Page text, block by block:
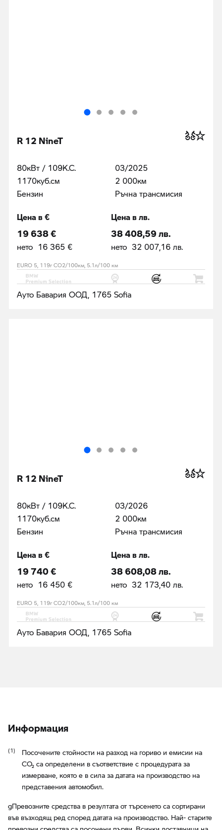
R 12 NineT
80кВт / 109К.С.
1170куб.cм
Бензин
03/2025
2 000км
Ръчна трансмисия
Цена в €
19 638 €
нето 16 365 €
Цена в лв.
38 408,59 лв.
нето 32 007,16 лв.
EURO 5, 119г CO2/100км, 5.1л/100 км
Ауто Бавария ООД, 1765 Sofia
R 12 NineT
80кВт / 109К.С.
1170куб.cм
Бензин
03/2026
2 000км
Ръчна трансмисия
Цена в €
19 740 €
нето 16 450 €
Цена в лв.
38 608,08 лв.
нето 32 173,40 лв.
EURO 5, 119г CO2/100км, 5.1л/100 км
Ауто Бавария ООД, 1765 Sofia
Информация
Посочените стойности на разход на гориво и емисии на
CO₂ са определени в съответствие с процедурата за
измерване, която е в сила за датата на производство на
представения автомобил.
gПревозните средства в резултата от търсенето са сортирани
във възходящ ред според датата на производство. Най- старите